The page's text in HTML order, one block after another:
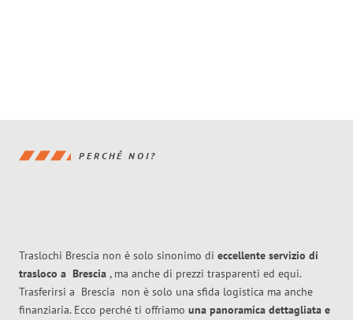
PERCHÉ NOI?
Traslochi Brescia non è solo sinonimo di eccellente servizio di
trasloco a Brescia , ma anche di prezzi trasparenti ed equi.
Trasferirsi a Brescia non è solo una sfida logistica ma anche
finanziaria. Ecco perché ti offriamo una panoramica dettagliata e